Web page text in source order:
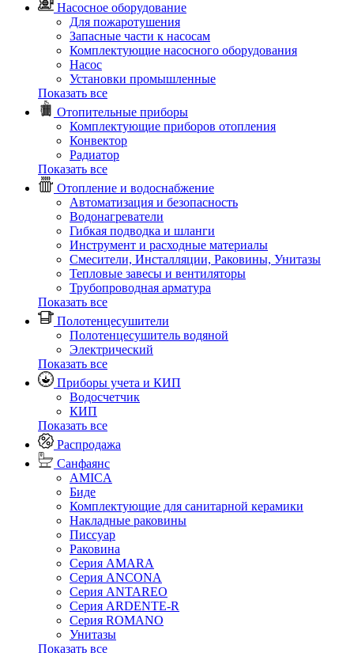
Насосное оборудование
Для пожаротушения
Запасные части к насосам
Комплектующие насосного оборудования
Насос
Установки промышленные
Показать все
Отопительные приборы
Комплектующие приборов отопления
Конвектор
Радиатор
Показать все
Отопление и водоснабжение
Автоматизация и безопасность
Водонагреватели
Гибкая подводка и шланги
Инструмент и расходные материалы
Смесители, Инсталляции, Раковины, Унитазы
Тепловые завесы и вентиляторы
Трубопроводная арматура
Показать все
Полотенцесушители
Полотенцесушитель водяной
Электрический
Показать все
Приборы учета и КИП
Водосчетчик
КИП
Показать все
Распродажа
Санфаянс
AMICA
Биде
Комплектующие для санитарной керамики
Накладные раковины
Писсуар
Раковина
Серия AMARA
Серия ANCONA
Серия ANTAREO
Серия ARDENTE-R
Серия ROMANO
Унитазы
Показать все